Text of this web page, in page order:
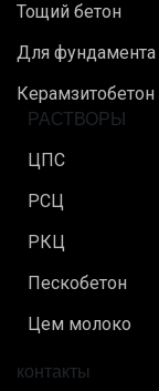
Тощий бетон
Для фундамента
Керамзитобетон
РАСТВОРЫ
ЦПС
РСЦ
РКЦ
Пескобетон
Цем молоко
контакты